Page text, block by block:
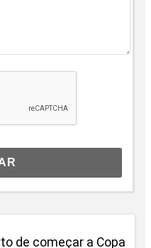
de começar a Copa